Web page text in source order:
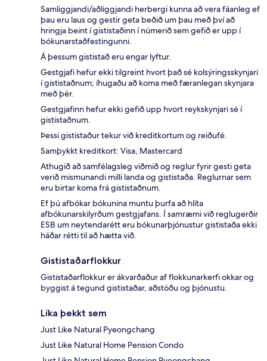
Samliggjandi/aðliggjandi herbergi kunna að vera fáanleg ef
þau eru laus og gestir geta beðið um þau með því að
hringja beint í gististaðinn í númerið sem gefið er upp í
bókunarstaðfestingunni.
Á þessum gististað eru engar lyftur.
Gestgjafi hefur ekki tilgreint hvort það sé kolsýringsskynjari
í gististaðnum; íhugaðu að koma með færanlegan skynjara
með þér.
Gestgjafinn hefur ekki gefið upp hvort reykskynjari sé í
gististaðnum.
Þessi gististaður tekur við kreditkortum og reiðufé.
Samþykkt kreditkort: Visa, Mastercard
Athugið að samfélagsleg viðmið og reglur fyrir gesti geta
verið mismunandi milli landa og gististaða. Reglurnar sem
eru birtar koma frá gististaðnum.
Ef þú afbókar bókunina muntu þurfa að hlíta
afbókunarskilyrðum gestgjafans. Í samræmi við reglugerðir
ESB um neytendarétt eru bókunarþjónustur gististaða ekki
háðar rétti til að hætta við.
Gististaðarflokkur
Gististaðarflokkur er ákvarðaður af flokkunarkerfi okkar og
byggist á tegund gististaðar, aðstöðu og þjónustu.
Líka þekkt sem
Just Like Natural Pyeongchang
Just Like Natural Home Pension Condo